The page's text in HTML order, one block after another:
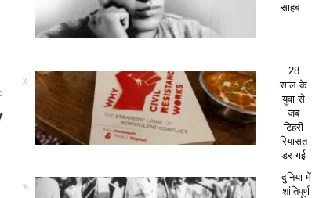
साहब
28
साल के
युवा से
जब
टिहरी
रियासत
डर गई
दुनिया में
शांतिपूर्ण